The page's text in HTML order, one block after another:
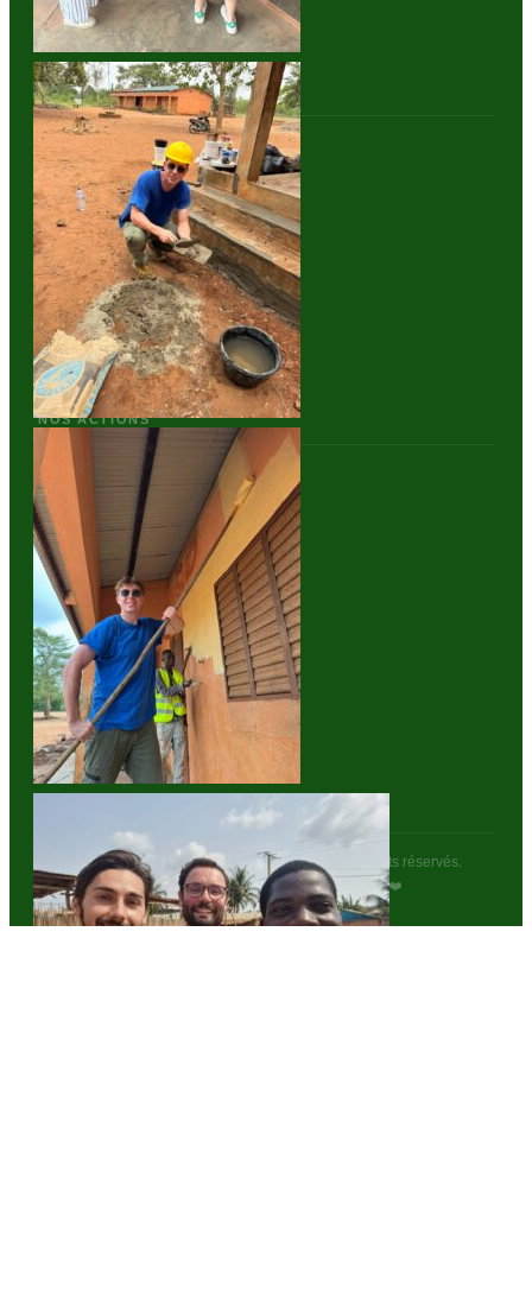
NAVIGATION
Accueil
Nos Actions
Projets
Bénévolat
Actualités
Contact
NOS ACTIONS
Santé communautaire
Éducation
Appui aux femmes
Accès à l'eau
Soutien aux orphelins
Stage
Humanitaire
Gouvernance et Rapports
© 2026La Rescousse— ONG-695306. Tous droits réservés.
Mentions légales|Site réalisé par BIGMA❤️